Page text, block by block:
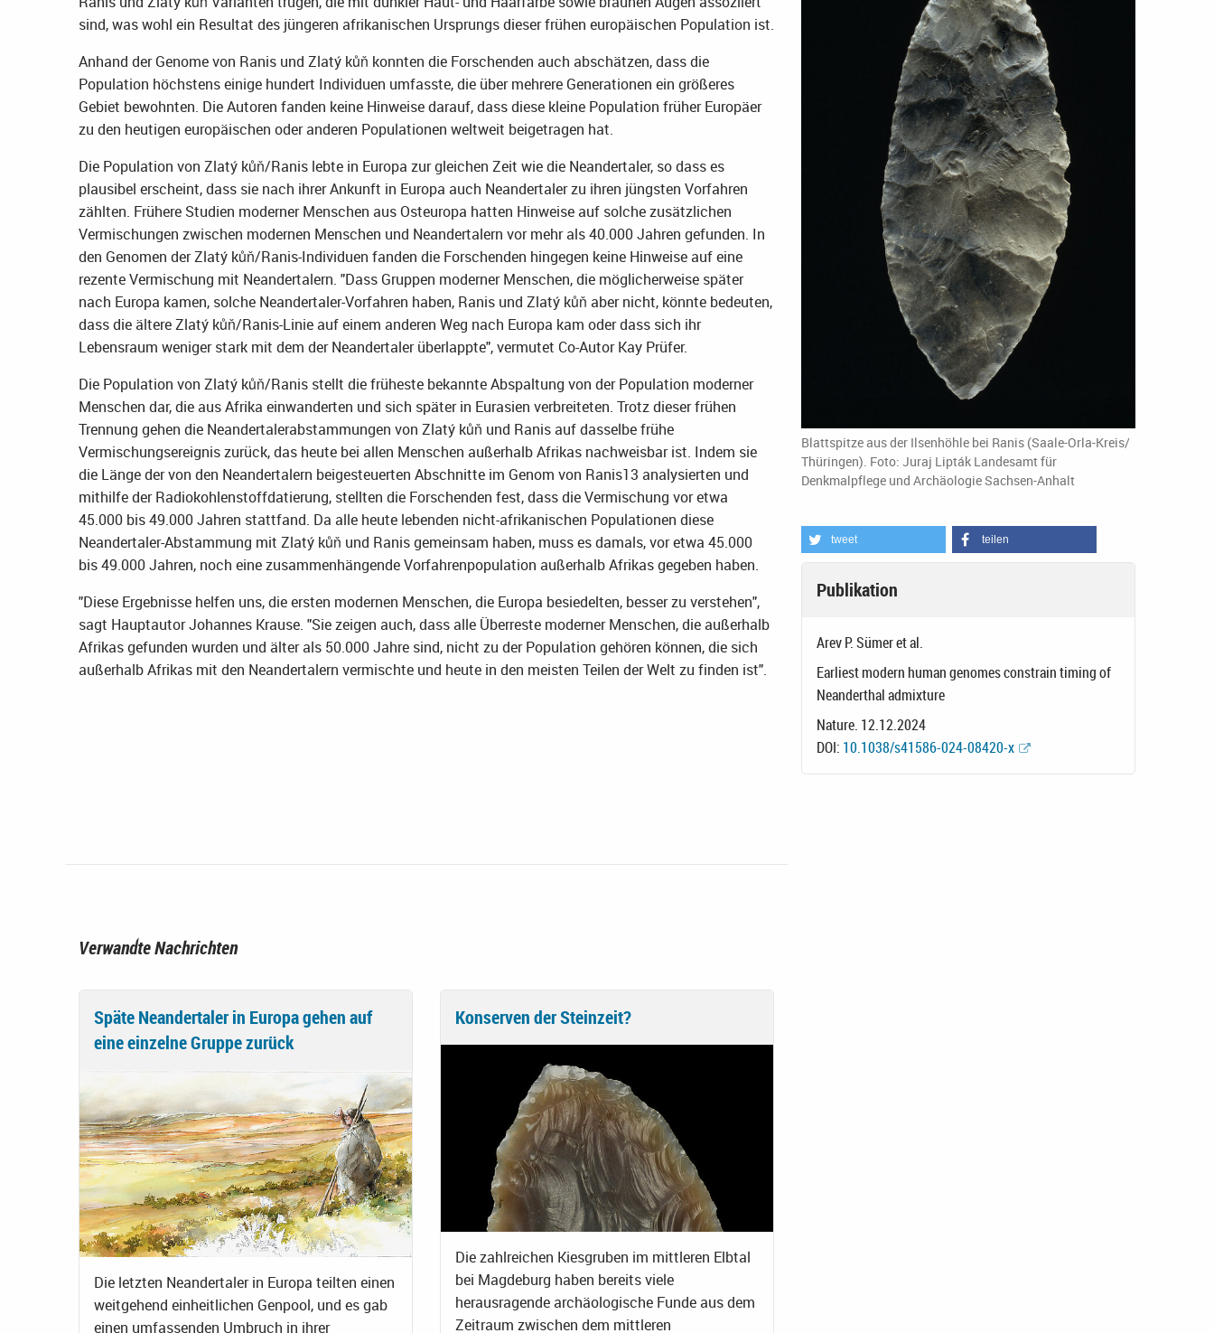
sind, was wohl ein Resultat des jüngeren afrikanischen Ursprungs dieser frühen europäischen Population ist.
Anhand der Genome von Ranis und Zlatý kůň konnten die Forschenden auch abschätzen, dass die
Population höchstens einige hundert Individuen umfasste, die über mehrere Generationen ein größeres
Gebiet bewohnten. Die Autoren fanden keine Hinweise darauf, dass diese kleine Population früher Europäer
zu den heutigen europäischen oder anderen Populationen weltweit beigetragen hat.
Die Population von Zlatý kůň/Ranis lebte in Europa zur gleichen Zeit wie die Neandertaler, so dass es
plausibel erscheint, dass sie nach ihrer Ankunft in Europa auch Neandertaler zu ihren jüngsten Vorfahren
zählten. Frühere Studien moderner Menschen aus Osteuropa hatten Hinweise auf solche zusätzlichen
Vermischungen zwischen modernen Menschen und Neandertalern vor mehr als 40.000 Jahren gefunden. In
den Genomen der Zlatý kůň/Ranis-Individuen fanden die Forschenden hingegen keine Hinweise auf eine
rezente Vermischung mit Neandertalern. "Dass Gruppen moderner Menschen, die möglicherweise später
nach Europa kamen, solche Neandertaler-Vorfahren haben, Ranis und Zlatý kůň aber nicht, könnte bedeuten,
dass die ältere Zlatý kůň/Ranis-Linie auf einem anderen Weg nach Europa kam oder dass sich ihr
Lebensraum weniger stark mit dem der Neandertaler überlappte", vermutet Co-Autor Kay Prüfer.
Die Population von Zlatý kůň/Ranis stellt die früheste bekannte Abspaltung von der Population moderner
Menschen dar, die aus Afrika einwanderten und sich später in Eurasien verbreiteten. Trotz dieser frühen
Trennung gehen die Neandertalerabstammungen von Zlatý kůň und Ranis auf dasselbe frühe
Vermischungsereignis zurück, das heute bei allen Menschen außerhalb Afrikas nachweisbar ist. Indem sie
die Länge der von den Neandertalern beigesteuerten Abschnitte im Genom von Ranis13 analysierten und
mithilfe der Radiokohlenstoffdatierung, stellten die Forschenden fest, dass die Vermischung vor etwa
45.000 bis 49.000 Jahren stattfand. Da alle heute lebenden nicht-afrikanischen Populationen diese
Neandertaler-Abstammung mit Zlatý kůň und Ranis gemeinsam haben, muss es damals, vor etwa 45.000
bis 49.000 Jahren, noch eine zusammenhängende Vorfahrenpopulation außerhalb Afrikas gegeben haben.
"Diese Ergebnisse helfen uns, die ersten modernen Menschen, die Europa besiedelten, besser zu verstehen",
sagt Hauptautor Johannes Krause. "Sie zeigen auch, dass alle Überreste moderner Menschen, die außerhalb
Afrikas gefunden wurden und älter als 50.000 Jahre sind, nicht zu der Population gehören können, die sich
außerhalb Afrikas mit den Neandertalern vermischte und heute in den meisten Teilen der Welt zu finden ist".
Blattspitze aus der Ilsenhöhle bei Ranis (Saale-Orla-Kreis/
Thüringen). Foto: Juraj Lipták Landesamt für
Denkmalpflege und Archäologie Sachsen-Anhalt
tweet teilen
Publikation
Arev P. Sümer et al.
Earliest modern human genomes constrain timing of
Neanderthal admixture
Nature. 12.12.2024
DOI: 10.1038/s41586-024-08420-x
Verwandte Nachrichten
Späte Neandertaler in Europa gehen auf
eine einzelne Gruppe zurück
Die letzten Neandertaler in Europa teilten einen
weitgehend einheitlichen Genpool, und es gab
einen umfassenden Umbruch in ihrer
Konserven der Steinzeit?
Die zahlreichen Kiesgruben im mittleren Elbtal
bei Magdeburg haben bereits viele
herausragende archäologische Funde aus dem
Zeitraum zwischen dem mittleren